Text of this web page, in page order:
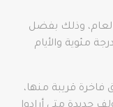
وذلك بفضل
المناخ المناسب بمتوسط درجة حرارة 24 درجة مئوية والأيام
فاخرة قريبة منها،